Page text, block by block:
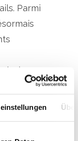
Parmi
que